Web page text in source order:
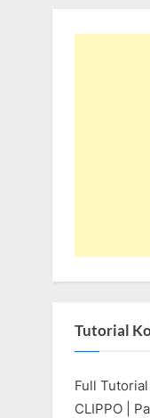
Tutorial
Full
CLIPPO |